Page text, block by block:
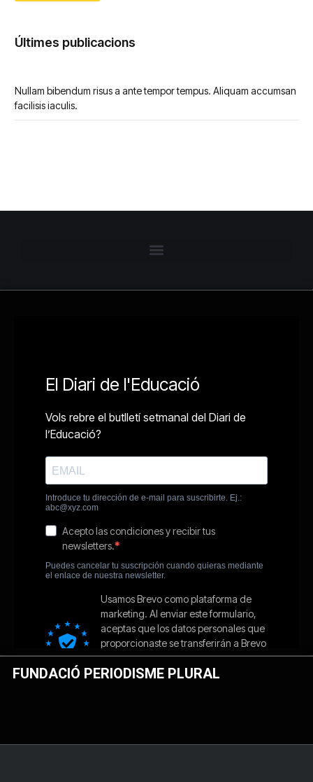
Últimes publicacions
Nullam bibendum risus a ante tempor tempus. Aliquam accumsan
facilisis iaculis.
FUNDACIÓ PERIODISME PLURAL